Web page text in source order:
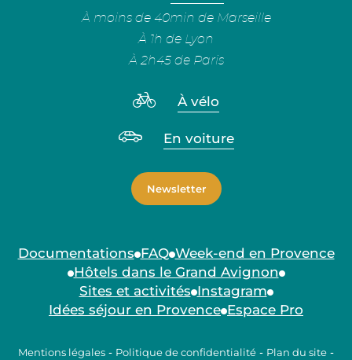
À moins de 40min de Marseille
À 1h de Lyon
À 2h45 de Paris
À vélo
En voiture
Newsletter
Documentations FAQ Week-end en Provence
Hôtels dans le Grand Avignon
Sites et activités Instagram
Idées séjour en Provence Espace Pro
Mentions légales - Politique de confidentialité - Plan du site -